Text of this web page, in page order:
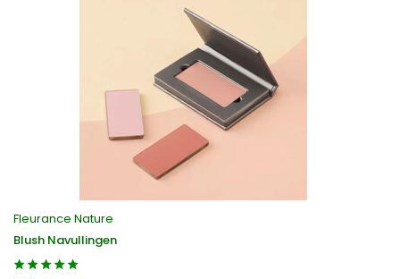
Fleurance Nature
Blush Navullingen